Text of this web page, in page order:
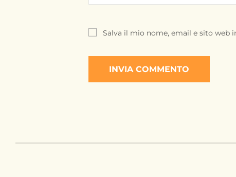
Salva il mio nome, email e sito web